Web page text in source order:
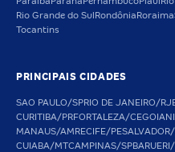
Rio Grande do Sul Rondônia Roraima
Tocantins
PRINCIPAIS CIDADES
SAO PAULO/SPRIO DE JANEIRO/RJ
CURITIBA/PRFORTALEZA/CE
MANAUS/AMRECIFE/PE
CUIABA/MTCAMPINAS/SP